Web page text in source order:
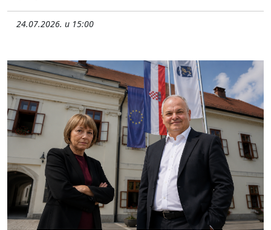
24.07.2026. u 15:00